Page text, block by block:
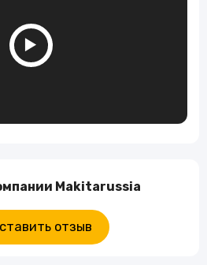
Makitarussia
отзыв